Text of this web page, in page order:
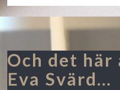
Och det här
Eva Svärd...